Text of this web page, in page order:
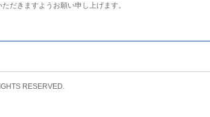
だきますようお願い申し上げます。